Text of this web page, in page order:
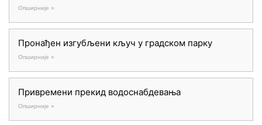
Опширније »
Пронађен изгубљени кључ у градском парку
Опширније »
Привремени прекид водоснабдевања
Опширније »